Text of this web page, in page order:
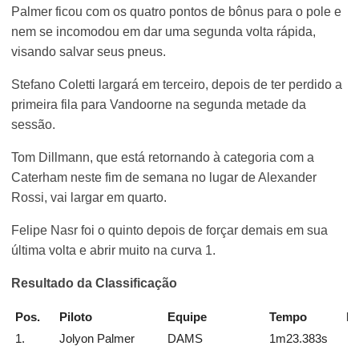
Palmer ficou com os quatro pontos de bônus para o pole e
nem se incomodou em dar uma segunda volta rápida,
visando salvar seus pneus.
Stefano Coletti largará em terceiro, depois de ter perdido a
primeira fila para Vandoorne na segunda metade da
sessão.
Tom Dillmann, que está retornando à categoria com a
Caterham neste fim de semana no lugar de Alexander
Rossi, vai largar em quarto.
Felipe Nasr foi o quinto depois de forçar demais em sua
última volta e abrir muito na curva 1.
Resultado da Classificação
Pos. Piloto Equipe Tempo
1.
Jolyon Palmer DAMS
1m23.383s